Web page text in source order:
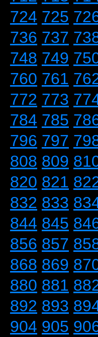
724 725
736 737
748 749
760 761
772 773
784 785
796 797
808 809
820 821
832 833
844 845
856 857
868 869
880 881
892 893
904 905